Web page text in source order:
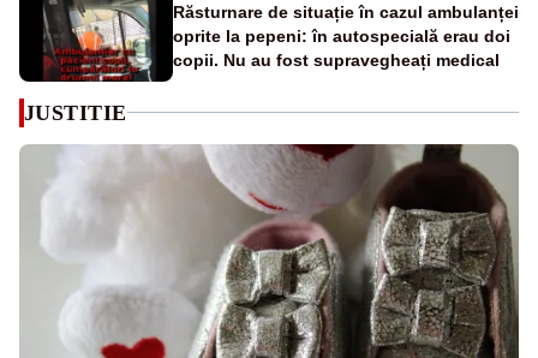
Răsturnare de situație în cazul ambulanței
oprite la pepeni: în autospecială erau doi
copii. Nu au fost supravegheați medical
JUSTITIE